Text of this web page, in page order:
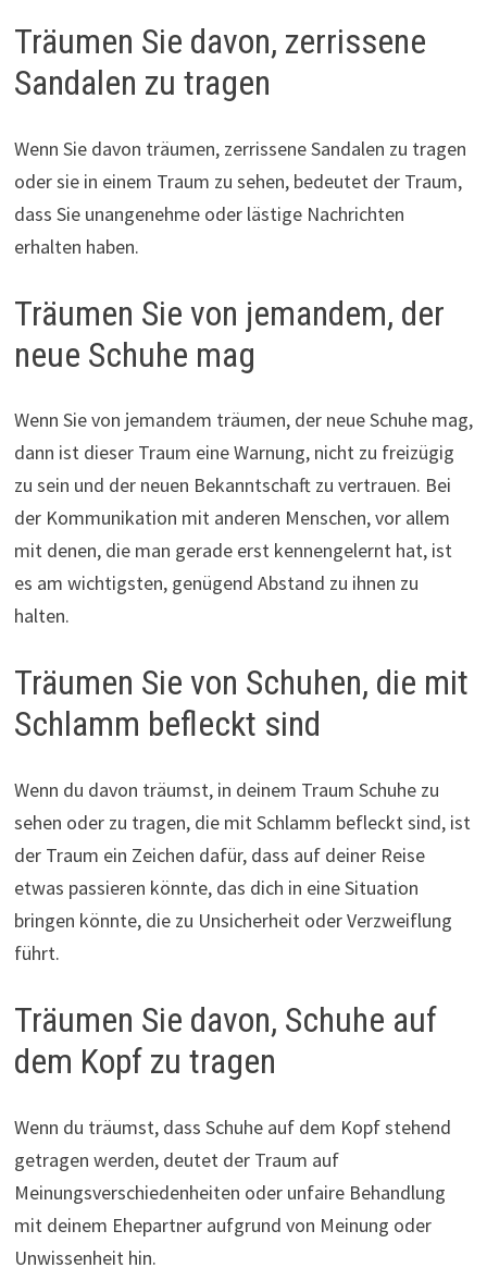
Träumen Sie davon, zerrissene
Sandalen zu tragen
Wenn Sie davon träumen, zerrissene Sandalen zu tragen
oder sie in einem Traum zu sehen, bedeutet der Traum,
dass Sie unangenehme oder lästige Nachrichten
erhalten haben.
Träumen Sie von jemandem, der
neue Schuhe mag
Wenn Sie von jemandem träumen, der neue Schuhe mag,
dann ist dieser Traum eine Warnung, nicht zu freizügig
zu sein und der neuen Bekanntschaft zu vertrauen. Bei
der Kommunikation mit anderen Menschen, vor allem
mit denen, die man gerade erst kennengelernt hat, ist
es am wichtigsten, genügend Abstand zu ihnen zu
halten.
Träumen Sie von Schuhen, die mit
Schlamm befleckt sind
Wenn du davon träumst, in deinem Traum Schuhe zu
sehen oder zu tragen, die mit Schlamm befleckt sind, ist
der Traum ein Zeichen dafür, dass auf deiner Reise
etwas passieren könnte, das dich in eine Situation
bringen könnte, die zu Unsicherheit oder Verzweiflung
führt.
Träumen Sie davon, Schuhe auf
dem Kopf zu tragen
Wenn du träumst, dass Schuhe auf dem Kopf stehend
getragen werden, deutet der Traum auf
Meinungsverschiedenheiten oder unfaire Behandlung
mit deinem Ehepartner aufgrund von Meinung oder
Unwissenheit hin.